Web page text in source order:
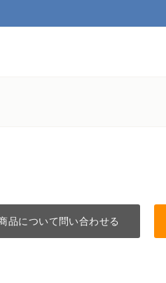
品について問い合わせる